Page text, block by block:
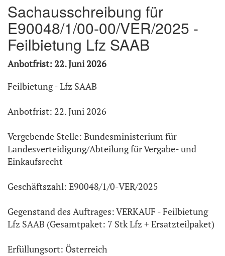
Sachausschreibung für
E90048/1/00-00/VER/2025 -
Feilbietung Lfz SAAB
Anbotfrist: 22. Juni 2026
Feilbietung - Lfz SAAB
Anbotfrist: 22. Juni 2026
Vergebende Stelle: Bundesministerium für
Landesverteidigung/Abteilung für Vergabe- und
Einkaufsrecht
Geschäftszahl: E90048/1/0-VER/2025
Gegenstand des Auftrages: VERKAUF - Feilbietung
Lfz SAAB (Gesamtpaket: 7 Stk Lfz + Ersatzteilpaket)
Erfüllungsort: Österreich